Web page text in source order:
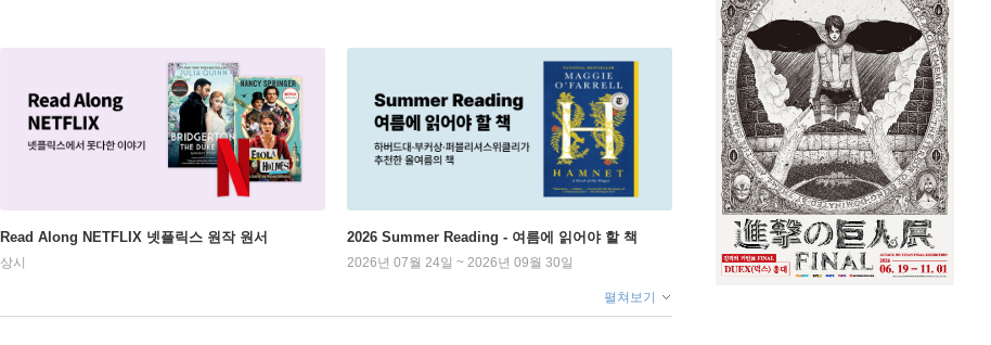
Read Along NETFLIX 넷플릭스 원작 원서
상시
2026 Summer Reading - 여름에 읽어야 할 책
2026년 07월 24일 ~ 2026년 09월 30일
펼쳐보기